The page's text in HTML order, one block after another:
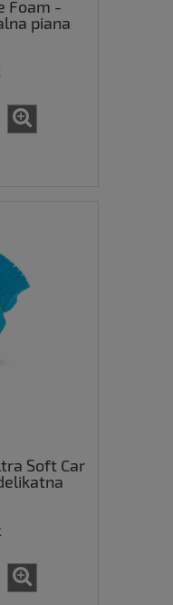
Foam -
piana
Soft Car